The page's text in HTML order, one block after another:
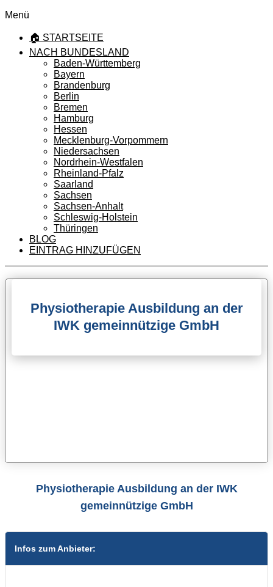
Menü
🏠 STARTSEITE
NACH BUNDESLAND
Baden-Württemberg
Bayern
Brandenburg
Berlin
Bremen
Hamburg
Hessen
Mecklenburg-Vorpommern
Niedersachsen
Nordrhein-Westfalen
Rheinland-Pfalz
Saarland
Sachsen
Sachsen-Anhalt
Schleswig-Holstein
Thüringen
BLOG
EINTRAG HINZUFÜGEN
Physiotherapie Ausbildung an der
IWK gemeinnützige GmbH
Physiotherapie Ausbildung an der IWK
gemeinnützige GmbH
Infos zum Anbieter: